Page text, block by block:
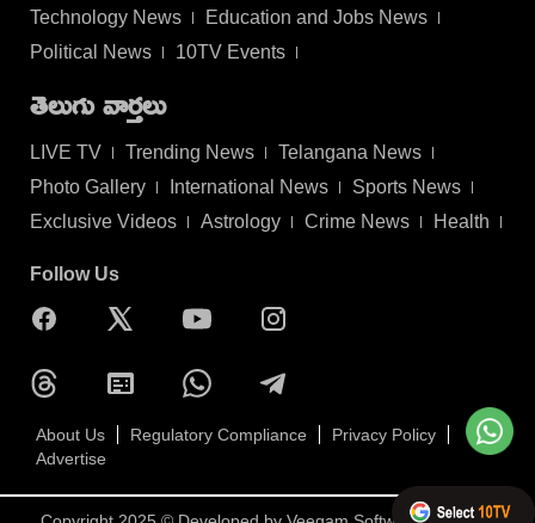
Technology News
Education and Jobs News
Political News
10TV Events
తెలుగు వార్తలు
LIVE TV Trending News
Telangana News
Photo Gallery
International News
Sports News
Exclusive Videos
Astrology Crime News Health
Follow Us
About Us Regulatory Compliance
Privacy Policy
Advertise